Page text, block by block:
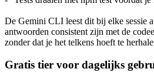
De Gemini CLI leest dit bij elke sessie
antwoorden consistent zijn met de
zonder dat je het telkens hoeft te
Gratis tier voor dagelijks